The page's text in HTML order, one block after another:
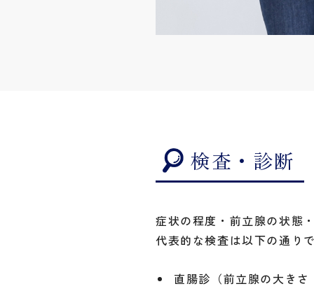
検査・診断
症状の程度・前立腺の状態
代表的な検査は以下の通り
直腸診（前立腺の大き